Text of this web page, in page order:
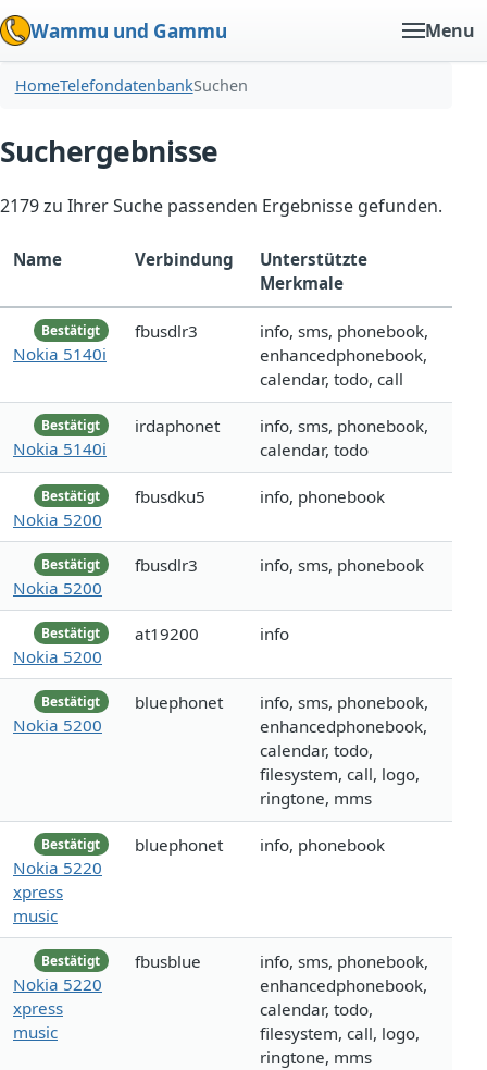
Wammu und Gammu Menu
HomeTelefondatenbankSuchen
Suchergebnisse
2179 zu Ihrer Suche passenden Ergebnisse gefunden.
Name Verbindung
Unterstützte
Merkmale
Bestätigt
Nokia 5140i
fbusdlr3
info, sms, phonebook,
enhancedphonebook,
calendar, todo, call
Bestätigt
Nokia 5140i
irdaphonet
info, sms, phonebook,
calendar, todo
Bestätigt
Nokia 5200
fbusdku5 info, phonebook
Bestätigt
Nokia 5200
fbusdlr3 info, sms, phonebook
Bestätigt
Nokia 5200
at19200 info
Bestätigt
Nokia 5200
bluephonet
info, sms, phonebook,
enhancedphonebook,
calendar, todo,
filesystem, call, logo,
ringtone, mms
Bestätigt
Nokia 5220
xpress
music
bluephonet info, phonebook
Bestätigt
Nokia 5220
xpress
music
fbusblue
info, sms, phonebook,
enhancedphonebook,
calendar, todo,
filesystem, call, logo,
ringtone, mms